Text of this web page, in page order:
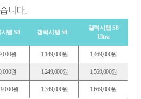
니다.
시탭 S8 갤럭시탭 S8 +
갤럭시탭 S8
Ultra
원 1,149,000원 1,469,000원
원 1,249,000원 1,569,000원
원 1,349,000원 1,669,000원